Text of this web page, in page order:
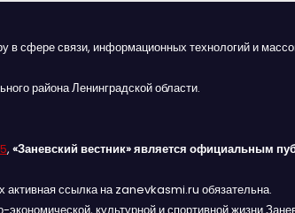
в сфере связи, информационных технологий и
района Ленинградской области.
, «Заневский вестник» является официальным
активная ссылка на zanevkasmi.ru обязательна.